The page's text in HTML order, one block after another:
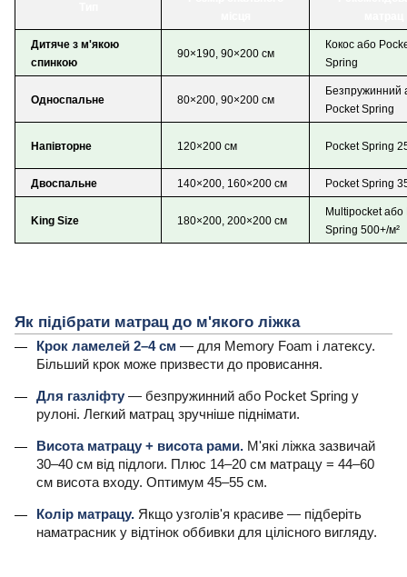
Дитяче з м'якою
спинкою
90×190, 90×200 см
Кокос або
Spring
Односпальне 80×200, 90×200 см
Безпружинний
Pocket Spring
Напівторне 120×200 см Pocket Spring
Двоспальне 140×200, 160×200 см Pocket Spring
King Size 180×200, 200×200 см
Multipocket або
Spring 500+/м²
Як підібрати матрац до м'якого ліжка
Крок ламелей 2–4 см — для Memory Foam і латексу.
Більший крок може призвести до провисання.
Для газліфту — безпружинний або Pocket Spring у
рулоні. Легкий матрац зручніше піднімати.
Висота матрацу + висота рами. М'які ліжка зазвичай
30–40 см від підлоги. Плюс 14–20 см матрацу = 44–60
см висота входу. Оптимум 45–55 см.
Колір матрацу. Якщо узголів'я красиве — підберіть
наматрасник у відтінок оббивки для цілісного вигляду.